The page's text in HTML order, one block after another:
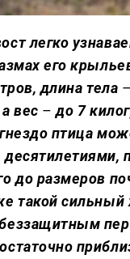
легко
его
длина тела –
вес – до 7
птица
десятилетиями,
до размеров
такой